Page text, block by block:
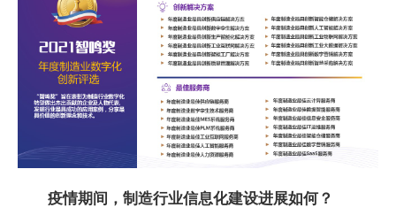
疫情期间，制造行业信息化建设进展如何？